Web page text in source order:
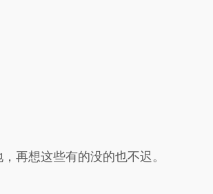
再想这些有的没的也不迟。